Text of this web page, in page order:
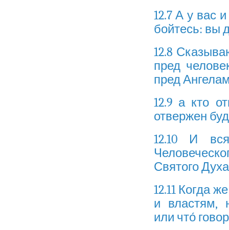
12.7 А у вас
бойтесь: вы
12.8
пред
пред
12.9 а кто
отвержен
12.10 И
Святого
12.11 Когда
и властям,
или что́